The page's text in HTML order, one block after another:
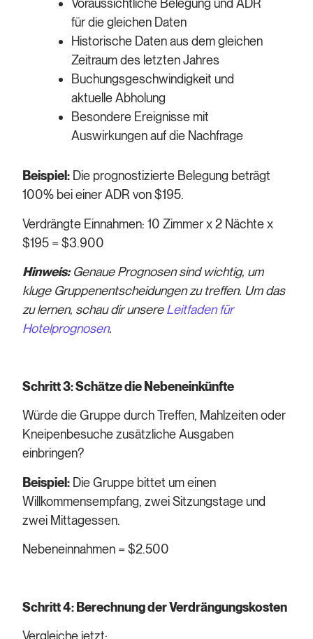
Voraussichtliche Belegung und ADR
für die gleichen Daten
Historische Daten aus dem gleichen
Zeitraum des letzten Jahres
Buchungsgeschwindigkeit und
aktuelle Abholung
Besondere Ereignisse mit
Auswirkungen auf die Nachfrage
Beispiel: Die prognostizierte Belegung beträgt
100% bei einer ADR von $195.
Verdrängte Einnahmen: 10 Zimmer x 2 Nächte x
$195 = $3.900
Hinweis:Genaue Prognosen sind wichtig, um
kluge Gruppenentscheidungen zu treffen. Um das
zu lernen, schau dir unsereLeitfaden für
Hotelprognosen.
Schritt 3: Schätze die Nebeneinkünfte
Würde die Gruppe durch Treffen, Mahlzeiten oder
Kneipenbesuche zusätzliche Ausgaben
einbringen?
Beispiel: Die Gruppe bittet um einen
Willkommensempfang, zwei Sitzungstage und
zwei Mittagessen.
Nebeneinnahmen = $2.500
Schritt 4: Berechnung der Verdrängungskosten